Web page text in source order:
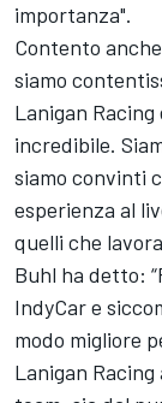
importanza".
Contento
siamo
Lanigan
incredibile.
siamo convinti
esperienza al
quelli che
Buhl ha detto:
IndyCar e
modo migliore
Lanigan